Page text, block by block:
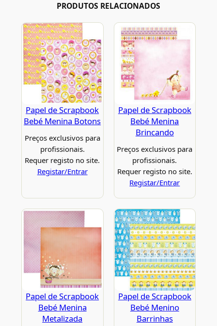
PRODUTOS RELACIONADOS
Papel de Scrapbook
Bebé Menina Botons
Preços exclusivos para
profissionais.
Requer registo no site.
Registar/Entrar
Papel de Scrapbook
Bebé Menina
Brincando
Preços exclusivos para
profissionais.
Requer registo no site.
Registar/Entrar
Papel de Scrapbook
Bebé Menina
Metalizada
Papel de Scrapbook
Bebé Menino
Barrinhas